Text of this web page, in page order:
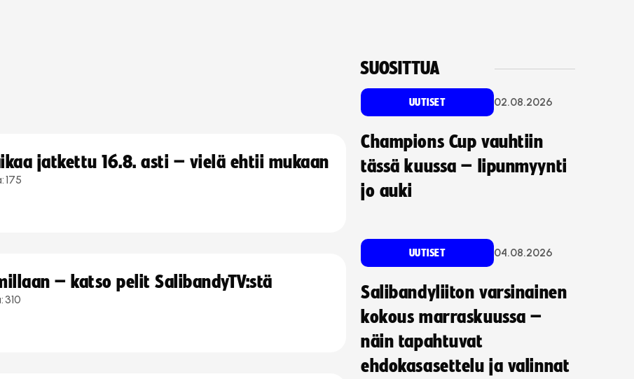
jatkettu 16.8. asti – vielä ehtii mukaan
175
– katso pelit SalibandyTV:stä
310
SUOSITTUA
UUTISET 02.08.2026
Champions Cup vauhtiin
tässä kuussa – lipunmyynti
jo auki
UUTISET 04.08.2026
Salibandyliiton varsinainen
kokous marraskuussa –
näin tapahtuvat
ehdokasasettelu ja valinnat